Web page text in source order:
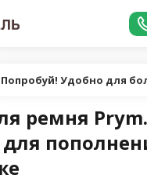
для рукоделия
ремня Prym.
Попробуй! Удобно для